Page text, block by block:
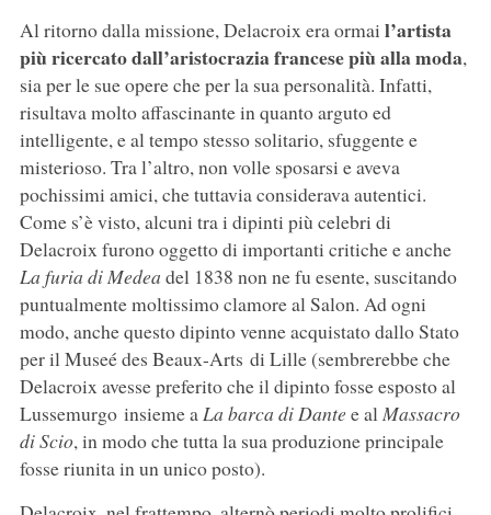
Al ritorno dalla missione, Delacroix era ormai l’artista
più ricercato dall’aristocrazia francese più alla moda,
sia per le sue opere che per la sua personalità. Infatti,
risultava molto affascinante in quanto arguto ed
intelligente, e al tempo stesso solitario, sfuggente e
misterioso. Tra l’altro, non volle sposarsi e aveva
pochissimi amici, che tuttavia considerava autentici.
Come s’è visto, alcuni tra i dipinti più celebri di
Delacroix furono oggetto di importanti critiche e anche
La furia di Medea del 1838 non ne fu esente, suscitando
puntualmente moltissimo clamore al Salon. Ad ogni
modo, anche questo dipinto venne acquistato dallo Stato
per il Museé des Beaux-Arts di Lille (sembrerebbe che
Delacroix avesse preferito che il dipinto fosse esposto al
Lussemurgo insieme a La barca di Dantee al Massacro
di Scio, in modo che tutta la sua produzione principale
fosse riunita in un unico posto).